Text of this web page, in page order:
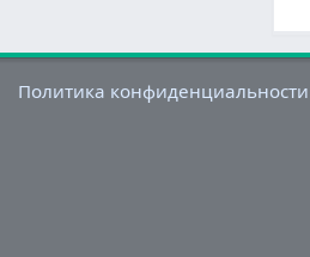
Политика конфиденциальности